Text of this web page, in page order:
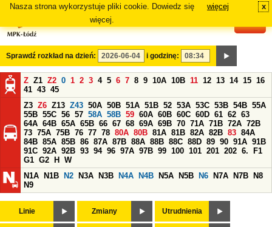
Nasza strona wykorzystuje pliki cookie. Dowiedz się
więcej.
więcej x
Sprawdź rozkład na dzień: i godzinę:
Z Z1 Z2 0 1 2 3 4 5 6 7 8 9 10A 10B 11 12 13 14 15 16
41 43 45
Z3 Z6 Z13 Z43 50A 50B 51A 51B 52 53A 53C 53B 54B 55A
55B 55C 56 57 58A 58B 59 60A 60B 60C 60D 61 62 63
64A 64B 65A 65B 66 67 68 69A 69B 70 71A 71B 72A 72B
73 75A 75B 76 77 78 80A 80B 81A 81B 82A 82B 83 84A
84B 85A 85B 86 87A 87B 88A 88B 88C 88D 89 90 91A 91B
91C 92A 92B 93 94 96 97A 97B 99 100 101 201 202 6.
F1
G1 G2 H
W
N1A
N1B N2 N3A N3B N4A N4B N5A N5B N6 N7A N7B
N8
N9
Linie Zmiany Utrudnienia